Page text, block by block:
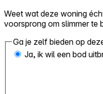
Weet wat deze woning
voorsprong om slimmer te
Ga je zelf bieden op
Ja, ik wil een bod